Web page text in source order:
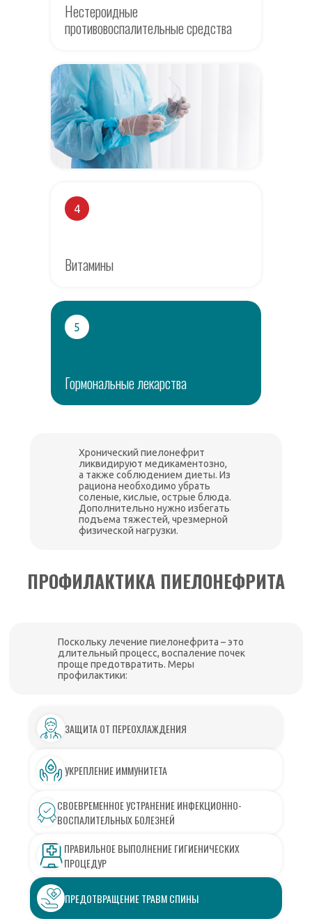
Нестероидные
противовоспалительные средства
4
Витамины
5
Гормональные лекарства
Хронический пиелонефрит
ликвидируют медикаментозно,
а также соблюдением диеты. Из
рациона необходимо убрать
соленые, кислые, острые блюда.
Дополнительно нужно избегать
подъема тяжестей, чрезмерной
физической нагрузки.
ПРОФИЛАКТИКА ПИЕЛОНЕФРИТА
Поскольку лечение пиелонефрита – это
длительный процесс, воспаление почек
проще предотвратить. Меры
профилактики:
ЗАЩИТА ОТ ПЕРЕОХЛАЖДЕНИЯ
УКРЕПЛЕНИЕ ИММУНИТЕТА
СВОЕВРЕМЕННОЕ УСТРАНЕНИЕ ИНФЕКЦИОННО-
ВОСПАЛИТЕЛЬНЫХ БОЛЕЗНЕЙ
ПРАВИЛЬНОЕ ВЫПОЛНЕНИЕ ГИГИЕНИЧЕСКИХ
ПРОЦЕДУР
ПРЕДОТВРАЩЕНИЕ ТРАВМ СПИНЫ